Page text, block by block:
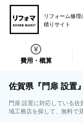
リフォーム修理
積りサイト
費用・概算
佐賀県『門扉 設置
門扉 設置に対応している
域工務店を探して、無料で